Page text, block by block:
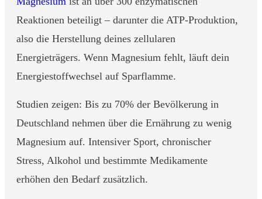
Reaktionen beteiligt – darunter die ATP-Produktion,
also die Herstellung deines zellularen
Energieträgers. Wenn Magnesium fehlt, läuft dein
Energiestoffwechsel auf Sparflamme.
Studien zeigen: Bis zu 70% der Bevölkerung in
Deutschland nehmen über die Ernährung zu wenig
Magnesium auf. Intensiver Sport, chronischer
Stress, Alkohol und bestimmte Medikamente
erhöhen den Bedarf zusätzlich.